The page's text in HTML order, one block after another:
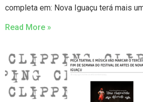
completa em: Nova Iguaçu terá mais
Read More »